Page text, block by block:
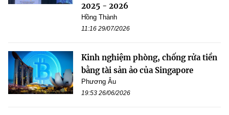
2025 - 2026
Hồng Thành
11:16 29/07/2026
Kinh nghiệm phòng, chống rửa tiền
bằng tài sản ảo của Singapore
Phương Âu
19:53 26/06/2026